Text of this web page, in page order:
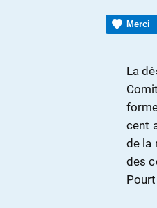
Merci
La
cent
de la
des